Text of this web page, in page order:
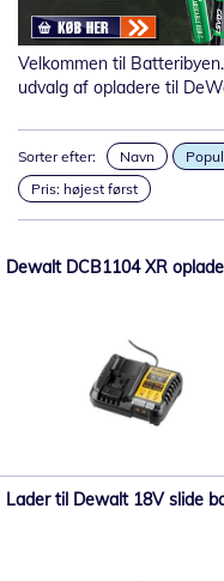
Velkommen til
udvalg af opladere til
Sorter efter: Navn
Pris: højest først
Dewalt DCB1104 XR
Lader til Dewalt 18V slide